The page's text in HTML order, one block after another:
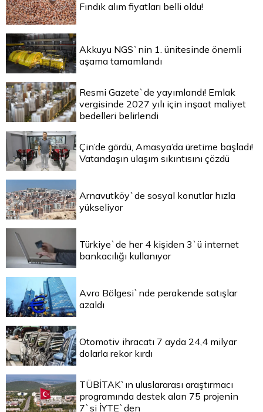
Fındık alım fiyatları belli oldu!
Akkuyu NGS`nin 1. ünitesinde önemli
aşama tamamlandı
Resmi Gazete`de yayımlandı! Emlak
vergisinde 2027 yılı için inşaat maliyet
bedelleri belirlendi
Çin’de gördü, Amasya’da üretime başladı!
Vatandaşın ulaşım sıkıntısını çözdü
Arnavutköy`de sosyal konutlar hızla
yükseliyor
Türkiye`de her 4 kişiden 3`ü internet
bankacılığı kullanıyor
Avro Bölgesi`nde perakende satışlar
azaldı
Otomotiv ihracatı 7 ayda 24,4 milyar
dolarla rekor kırdı
TÜBİTAK`ın uluslararası araştırmacı
programında destek alan 75 projenin
7`si İYTE`den